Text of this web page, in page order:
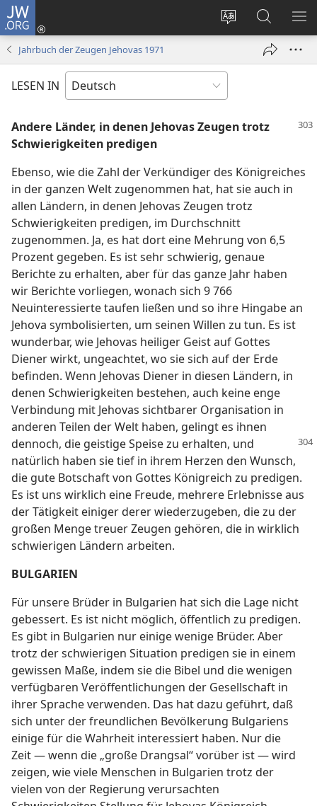
JW.ORG
Websitesprache
ändern
Anmelden
(öffnet
Suche
Jahrbuch der Zeugen Jehovas 1971
LESEN IN
Andere Länder, in denen Jehovas Zeugen trotz
Schwierigkeiten predigen
Ebenso, wie die Zahl der Verkündiger des Königreiches
in der ganzen Welt zugenommen hat, hat sie auch in
allen Ländern, in denen Jehovas Zeugen trotz
Schwierigkeiten predigen, im Durchschnitt
zugenommen. Ja, es hat dort eine Mehrung von 6,5
Prozent gegeben. Es ist sehr schwierig, genaue
Berichte zu erhalten, aber für das ganze Jahr haben
wir Berichte vorliegen, wonach sich 9 766
Neuinteressierte taufen ließen und so ihre Hingabe an
Jehova symbolisierten, um seinen Willen zu tun. Es ist
wunderbar, wie Jehovas heiliger Geist auf Gottes
Diener wirkt, ungeachtet, wo sie sich auf der Erde
befinden. Wenn Jehovas Diener in diesen Ländern, in
denen Schwierigkeiten bestehen, auch keine enge
Verbindung mit Jehovas sichtbarer Organisation in
anderen Teilen der Welt haben, gelingt es ihnen
dennoch, die geistige Speise zu erhalten, und
natürlich haben sie tief in ihrem Herzen den Wunsch,
die gute Botschaft von Gottes Königreich zu predigen.
Es ist uns wirklich eine Freude, mehrere Erlebnisse aus
der Tätigkeit einiger derer wiederzugeben, die zu der
großen Menge treuer Zeugen gehören, die in wirklich
schwierigen Ländern arbeiten.
BULGARIEN
Für unsere Brüder in Bulgarien hat sich die Lage nicht
gebessert. Es ist nicht möglich, öffentlich zu predigen.
Es gibt in Bulgarien nur einige wenige Brüder. Aber
trotz der schwierigen Situation predigen sie in einem
gewissen Maße, indem sie die Bibel und die wenigen
verfügbaren Veröffentlichungen der Gesellschaft in
ihrer Sprache verwenden. Das hat dazu geführt, daß
sich unter der freundlichen Bevölkerung Bulgariens
einige für die Wahrheit interessiert haben. Nur die
Zeit — wenn die „große Drangsal“ vorüber ist — wird
zeigen, wie viele Menschen in Bulgarien trotz der
vielen von der Regierung verursachten